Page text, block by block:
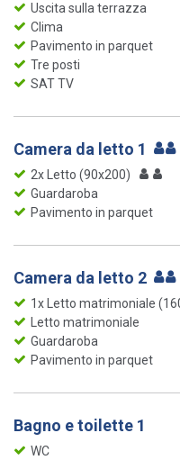
Uscita sulla terrazza
Clima
Pavimento in parquet
Tre posti
SAT TV
Camera da letto 1
2x Letto (90x200)
Guardaroba
Pavimento in parquet
Camera da letto 2
1x Letto matrimoniale
Letto matrimoniale
Guardaroba
Pavimento in parquet
Bagno e toilette 1
WC